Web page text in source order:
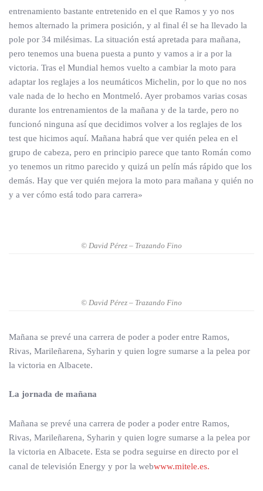
entrenamiento bastante entretenido en el que Ramos y yo nos
hemos alternado la primera posición, y al final él se ha llevado la
pole por 34 milésimas. La situación está apretada para mañana,
pero tenemos una buena puesta a punto y vamos a ir a por la
victoria. Tras el Mundial hemos vuelto a cambiar la moto para
adaptar los reglajes a los neumáticos Michelin, por lo que no nos
vale nada de lo hecho en Montmeló. Ayer probamos varias cosas
durante los entrenamientos de la mañana y de la tarde, pero no
funcionó ninguna así que decidimos volver a los reglajes de los
test que hicimos aquí. Mañana habrá que ver quién pelea en el
grupo de cabeza, pero en principio parece que tanto Román como
yo tenemos un ritmo parecido y quizá un pelín más rápido que los
demás. Hay que ver quién mejora la moto para mañana y quién no
y a ver cómo está todo para carrera»
© David Pérez – Trazando Fino
© David Pérez – Trazando Fino
Mañana se prevé una carrera de poder a poder entre Ramos,
Rivas, Marileñarena, Syharin y quien logre sumarse a la pelea por
la victoria en Albacete.
La jornada de mañana
Mañana se prevé una carrera de poder a poder entre Ramos,
Rivas, Marileñarena, Syharin y quien logre sumarse a la pelea por
la victoria en Albacete. Esta se podra seguirse en directo por el
canal de televisión Energy y por la webwww.mitele.es.